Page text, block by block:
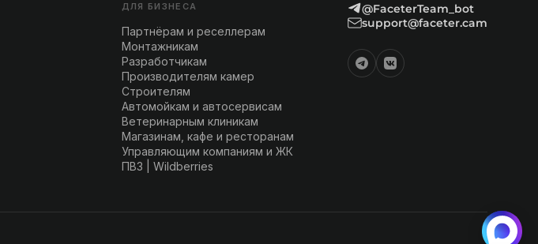
ДЛЯ БИЗНЕСА
Партнёрам и реселлерам
Монтажникам
Разработчикам
Производителям камер
Строителям
Автомойкам и автосервисам
Ветеринарным клиникам
Магазинам, кафе и ресторанам
Управляющим компаниям и ЖК
ПВЗ | Wildberries
@FaceterTeam_bot
support@faceter.cam